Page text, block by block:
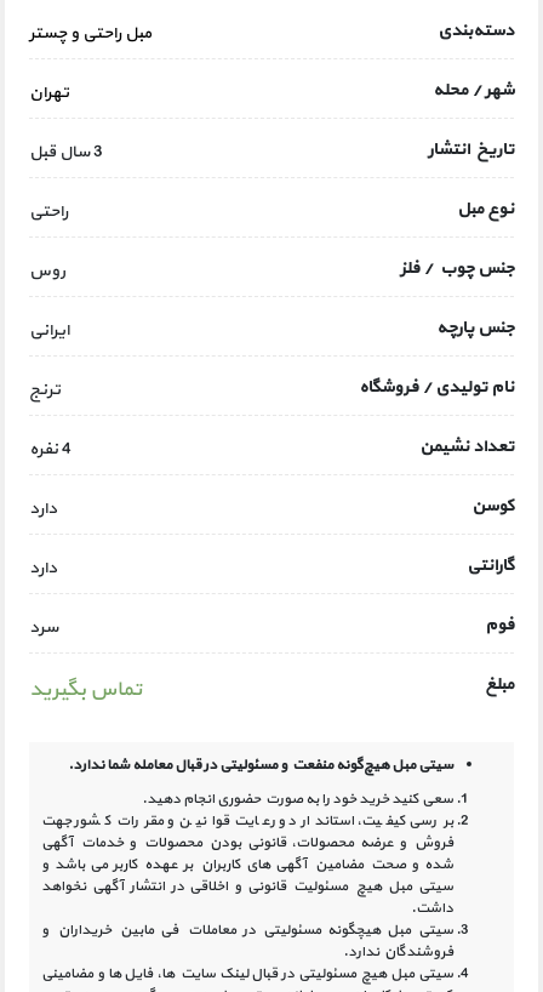
دسته‌بندی مبل راحتی و چستر
شهر / محله تهران
تاریخ انتشار 3 سال قبل
نوع مبل راحتی
جنس چوب / فلز روس
جنس پارچه ایرانی
نام تولیدی / فروشگاه ترنج
تعداد نشیمن 4 نفره
کوسن دارد
گارانتی دارد
فوم سرد
مبلغ تماس بگیرید
سیتی مبل هیچ‌گونه منفعت و مسئولیتی درقبال معامله شما ندارد.
سعی کنید خرید خود را به صورت حضوری انجام دهید.
بررسی کیفیت، استاندارد و رعایت قوانین و مقررات کشور جهت
فروش و عرضه محصولات، قانونی بودن محصولات و خدمات آگهی
شده و صحت مضامین آگهی‏ های کاربران بر عهده کاربر می باشد و
سیتی مبل هیچ مسئولیت قانونی و اخلاقی در انتشار آگهی نخواهد
داشت.
سیتی مبل هیچگونه مسئولیتی در معاملات فی مابین خریداران و
فروشندگان ندارد.
سیتی مبل هیچ مسئولیتی در قبال لینک‏ سایت ‏ها، فایل ‏ها و مضامینی